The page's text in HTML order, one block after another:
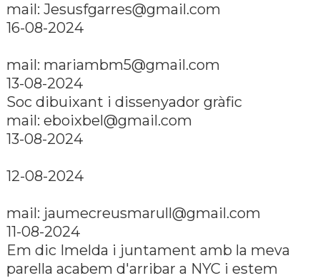
mail: Jesusfgarres@gmail.com
16-08-2024
mail: mariambm5@gmail.com
13-08-2024
Soc dibuixant i dissenyador gràfic
mail: eboixbel@gmail.com
13-08-2024
12-08-2024
mail: jaumecreusmarull@gmail.com
11-08-2024
Em dic Imelda i juntament amb la meva
parella acabem d'arribar a NYC i estem